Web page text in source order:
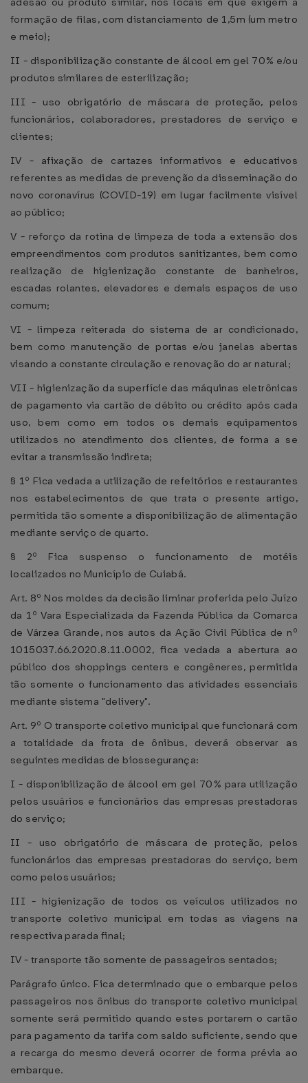
formação de filas, com distanciamento de 1,5m (um metro
e meio);
II - disponibilização constante de álcool em gel 70% e/ou
produtos similares de esterilização;
III - uso obrigatório de máscara de proteção, pelos
funcionários, colaboradores, prestadores de serviço e
clientes;
IV - afixação de cartazes informativos e educativos
referentes as medidas de prevenção da disseminação do
novo coronavírus (COVID-19) em lugar facilmente visível
ao público;
V - reforço da rotina de limpeza de toda a extensão dos
empreendimentos com produtos sanitizantes, bem como
realização de higienização constante de banheiros,
escadas rolantes, elevadores e demais espaços de uso
comum;
VI - limpeza reiterada do sistema de ar condicionado,
bem como manutenção de portas e/ou janelas abertas
visando a constante circulação e renovação do ar natural;
VII - higienização da superfície das máquinas eletrônicas
de pagamento via cartão de débito ou crédito após cada
uso, bem como em todos os demais equipamentos
utilizados no atendimento dos clientes, de forma a se
evitar a transmissão indireta;
§ 1º Fica vedada a utilização de refeitórios e restaurantes
nos estabelecimentos de que trata o presente artigo,
permitida tão somente a disponibilização de alimentação
mediante serviço de quarto.
§ 2º Fica suspenso o funcionamento de motéis
localizados no Município de Cuiabá.
Art. 8º Nos moldes da decisão liminar proferida pelo Juízo
da 1º Vara Especializada da Fazenda Pública da Comarca
de Várzea Grande, nos autos da Ação Civil Pública de nº
1015037.66.2020.8.11.0002, fica vedada a abertura ao
público dos shoppings centers e congêneres, permitida
tão somente o funcionamento das atividades essenciais
mediante sistema "delivery".
Art. 9º O transporte coletivo municipal que funcionará com
a totalidade da frota de ônibus, deverá observar as
seguintes medidas de biossegurança:
I - disponibilização de álcool em gel 70% para utilização
pelos usuários e funcionários das empresas prestadoras
do serviço;
II - uso obrigatório de máscara de proteção, pelos
funcionários das empresas prestadoras do serviço, bem
como pelos usuários;
III - higienização de todos os veículos utilizados no
transporte coletivo municipal em todas as viagens na
respectiva parada final;
IV - transporte tão somente de passageiros sentados;
Parágrafo único. Fica determinado que o embarque pelos
passageiros nos ônibus do transporte coletivo municipal
somente será permitido quando estes portarem o cartão
para pagamento da tarifa com saldo suficiente, sendo que
a recarga do mesmo deverá ocorrer de forma prévia ao
embarque.